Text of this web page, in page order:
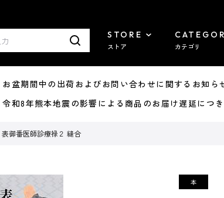
STORE
ストア カテゴリ
期間中の出荷およびお問い合わせに関するお知ら
8年熊本地震の影響による商品のお届け遅延につき
表御番医師診療禄２ 縫合